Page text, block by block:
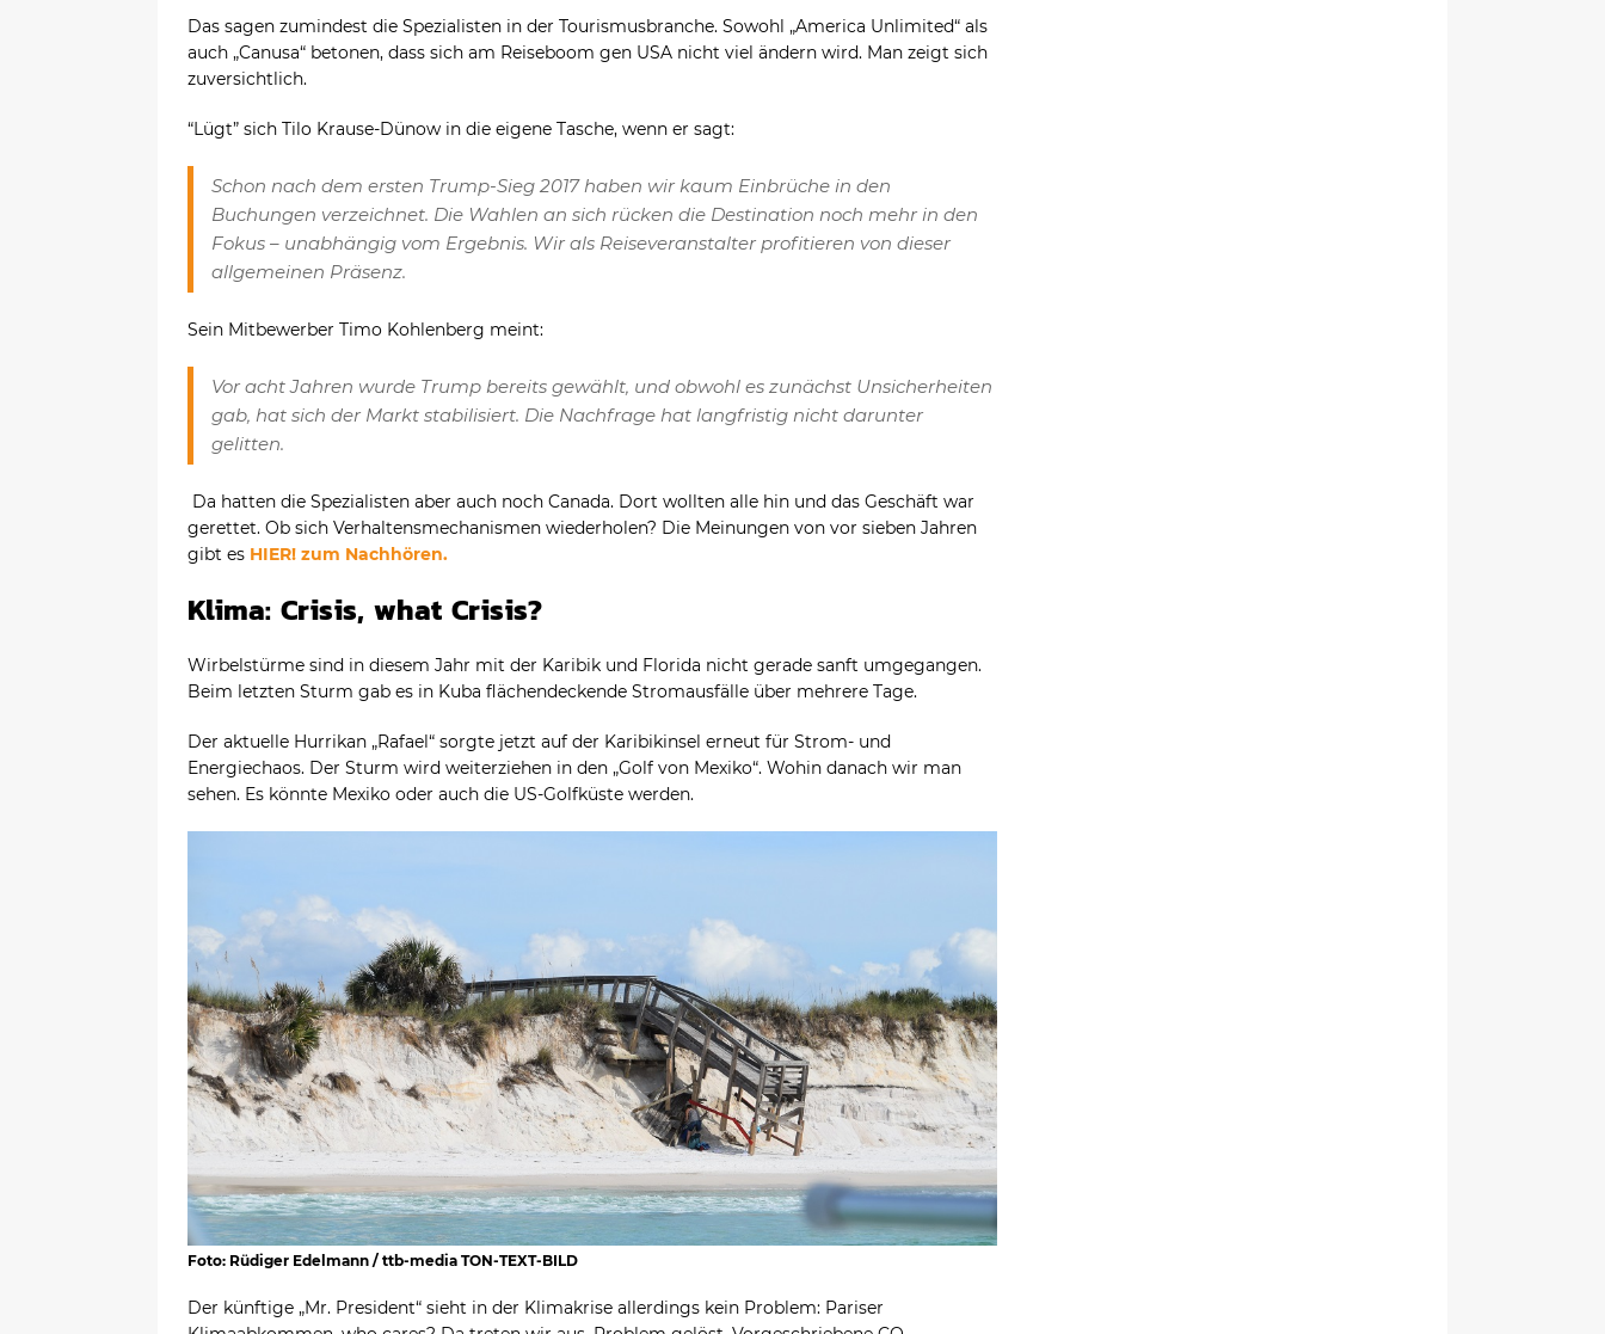
Das sagen zumindest die Spezialisten in der Tourismusbranche. Sowohl „America Unlimited“ als
auch „Canusa“ betonen, dass sich am Reiseboom gen USA nicht viel ändern wird. Man zeigt sich
zuversichtlich.
“Lügt” sich Tilo Krause-Dünow in die eigene Tasche, wenn er sagt:
Schon nach dem ersten Trump-Sieg 2017 haben wir kaum Einbrüche in den
Buchungen verzeichnet. Die Wahlen an sich rücken die Destination noch mehr in den
Fokus – unabhängig vom Ergebnis. Wir als Reiseveranstalter profitieren von dieser
allgemeinen Präsenz.
Sein Mitbewerber Timo Kohlenberg meint:
Vor acht Jahren wurde Trump bereits gewählt, und obwohl es zunächst Unsicherheiten
gab, hat sich der Markt stabilisiert. Die Nachfrage hat langfristig nicht darunter
gelitten.
Da hatten die Spezialisten aber auch noch Canada. Dort wollten alle hin und das Geschäft war
gerettet. Ob sich Verhaltensmechanismen wiederholen? Die Meinungen von vor sieben Jahren
gibt es HIER! zum Nachhören.
Klima: Crisis, what Crisis?
Wirbelstürme sind in diesem Jahr mit der Karibik und Florida nicht gerade sanft umgegangen.
Beim letzten Sturm gab es in Kuba flächendeckende Stromausfälle über mehrere Tage.
Der aktuelle Hurrikan „Rafael“ sorgte jetzt auf der Karibikinsel erneut für Strom- und
Energiechaos. Der Sturm wird weiterziehen in den „Golf von Mexiko“. Wohin danach wir man
sehen. Es könnte Mexiko oder auch die US-Golfküste werden.
Foto: Rüdiger Edelmann / ttb-media TON-TEXT-BILD
Der künftige „Mr. President“ sieht in der Klimakrise allerdings kein Problem: Pariser